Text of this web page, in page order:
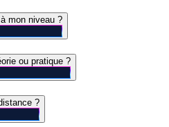
mon niveau ?
ou pratique ?
?